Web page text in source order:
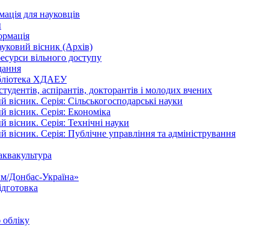
для науковців
вісник (Архів)
вільного доступу
ХДАЕУ
аспірантів, докторантів і молодих вчених
вісник. Серія: Сільськогосподарські науки
вісник. Серія: Економіка
вісник. Серія: Технічні науки
вісник. Серія: Публічне управління та адміністрування
Донбас-Україна»